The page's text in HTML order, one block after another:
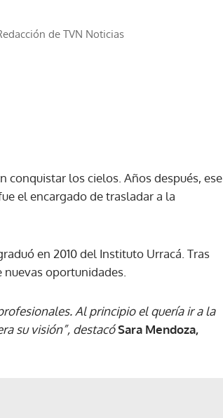
de TVN Noticias
conquistar los cielos. Años después, ese
el encargado de trasladar a la
en 2010 del Instituto Urracá. Tras
oportunidades.
Al principio el quería ir a la
su visión”, destacóSara Mendoza,